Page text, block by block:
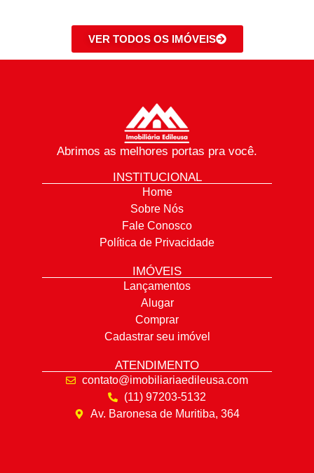
VER TODOS OS IMÓVEIS
Abrimos as melhores portas pra você.
INSTITUCIONAL
Home
Sobre Nós
Fale Conosco
Política de Privacidade
IMÓVEIS
Lançamentos
Alugar
Comprar
Cadastrar seu imóvel
ATENDIMENTO
contato@imobiliariaedileusa.com
(11) 97203-5132
Av. Baronesa de Muritiba, 364